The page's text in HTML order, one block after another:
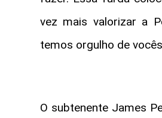
vez mais valorizar a
temos orgulho de
O subtenente James